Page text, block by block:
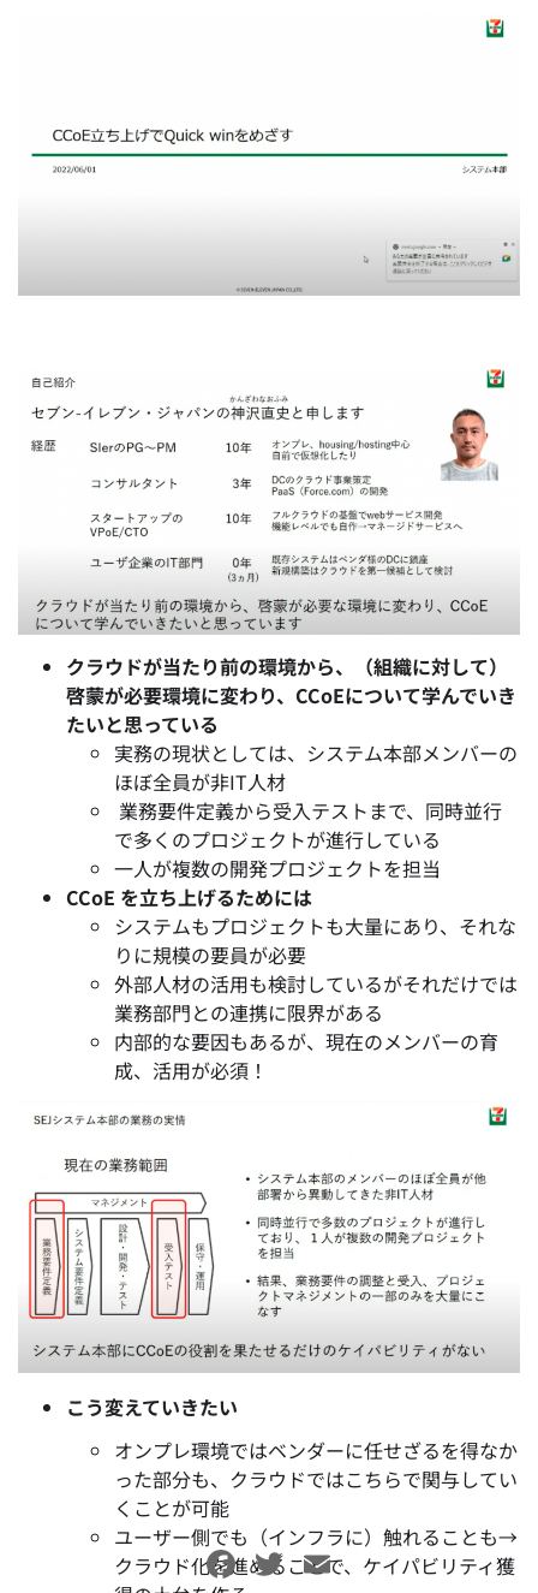
クラウドが当たり前の環境から、（組織に対して）
啓蒙が必要環境に変わり、CCoEについて学んでいき
たいと思っている
実務の現状としては、システム本部メンバーの
ほぼ全員が非IT人材
業務要件定義から受入テストまで、同時並行
で多くのプロジェクトが進行している
一人が複数の開発プロジェクトを担当
CCoE を立ち上げるためには
システムもプロジェクトも大量にあり、それな
りに規模の要員が必要
外部人材の活用も検討しているがそれだけでは
業務部門との連携に限界がある
内部的な要因もあるが、現在のメンバーの育
成、活用が必須！
こう変えていきたい
オンプレ環境ではベンダーに任せざるを得なか
った部分も、クラウドではこちらで関与してい
くことが可能
ユーザー側でも（インフラに）触れることも→
クラウド化を進めることで、ケイパビリティ獲
FacebookTwitterEmail